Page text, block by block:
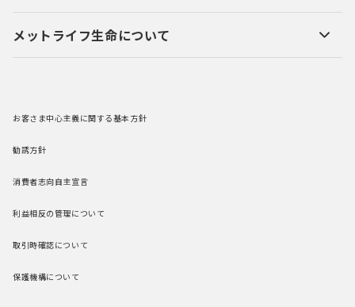
メットライフ生命について
お客さま中心主義に関する基本方針
勧誘方針
消費者志向自主宣言
利益相反の管理について
取引時確認について
保護機構について